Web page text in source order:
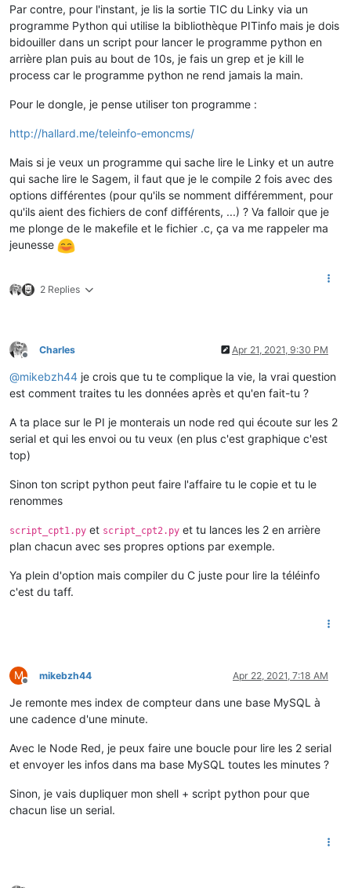
Par contre, pour l'instant, je lis la sortie TIC du Linky via un
programme Python qui utilise la bibliothèque PITinfo mais je dois
bidouiller dans un script pour lancer le programme python en
arrière plan puis au bout de 10s, je fais un grep et je kill le
process car le programme python ne rend jamais la main.
Pour le dongle, je pense utiliser ton programme :
http://hallard.me/teleinfo-emoncms/
Mais si je veux un programme qui sache lire le Linky et un autre
qui sache lire le Sagem, il faut que je le compile 2 fois avec des
options différentes (pour qu'ils se nomment différemment, pour
qu'ils aient des fichiers de conf différents, ...) ? Va falloir que je
me plonge de le makefile et le fichier .c, ça va me rappeler ma
jeunesse
2 Replies
Offline
Charles Apr 21, 2021, 9:30 PM
@mikebzh44 je crois que tu te complique la vie, la vrai question
est comment traites tu les données après et qu'en fait-tu ?
A ta place sur le PI je monterais un node red qui écoute sur les 2
serial et qui les envoi ou tu veux (en plus c'est graphique c'est
top)
Sinon ton script python peut faire l'affaire tu le copie et tu le
renommes
script_cpt1.py et script_cpt2.py et tu lances les 2 en arrière
plan chacun avec ses propres options par exemple.
Ya plein d'option mais compiler du C juste pour lire la téléinfo
c'est du taff.
M
Offline
mikebzh44 Apr 22, 2021, 7:18 AM
Je remonte mes index de compteur dans une base MySQL à
une cadence d'une minute.
Avec le Node Red, je peux faire une boucle pour lire les 2 serial
et envoyer les infos dans ma base MySQL toutes les minutes ?
Sinon, je vais dupliquer mon shell + script python pour que
chacun lise un serial.